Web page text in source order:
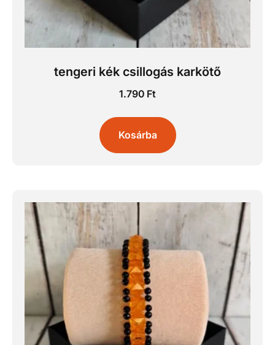
tengeri kék csillogás karkötő
1.790 Ft
Kosárba